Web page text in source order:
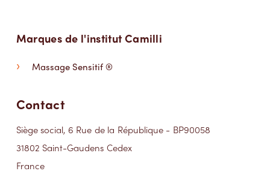
Marques de l'institut Camilli
Massage Sensitif ®
Contact
Siège social, 6 Rue de la République - BP90058
31802 Saint-Gaudens Cedex
France